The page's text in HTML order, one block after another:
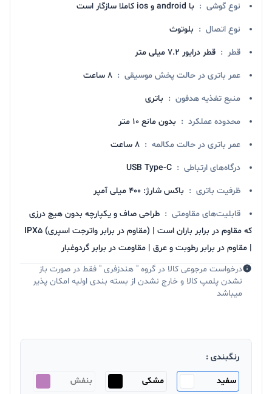
نوع گوشی : با android و ios کاملا سازگار است
نوع اتصال : بلوتوث
قطر : قطر درایور 7.2 میلی متر
عمر باتری در حالت پخش موسیقی : 8 ساعت
منبع تغذیه هدفون : باتری
محدوده عملکرد : بدون مانع 10 متر
عمر باتری در حالت مکالمه : 8 ساعت
درگاه‌های ارتباطی :
USB Type-C
ظرفیت باتری : باکس شارژ: 400 میلی آمپر
قابلیت‌های مقاومتی : طراحی صاف و یکپارچه بدون هیچ درزی
که مقاوم در برابر باران است | (مقاوم در برابر واترجت اسپری) IPX5
| مقاوم در برابر رطوبت و عرق | مقاومت در برابر گردوغبار
درخواست مرجوعی کالا در گروه " هندزفری " فقط در صورت باز
نشدن پلمپ کالا و خارج نشدن از بسته بندی اولیه امکان پذیر
میباشد
رنگبندی :
سفید مشکی بنفش